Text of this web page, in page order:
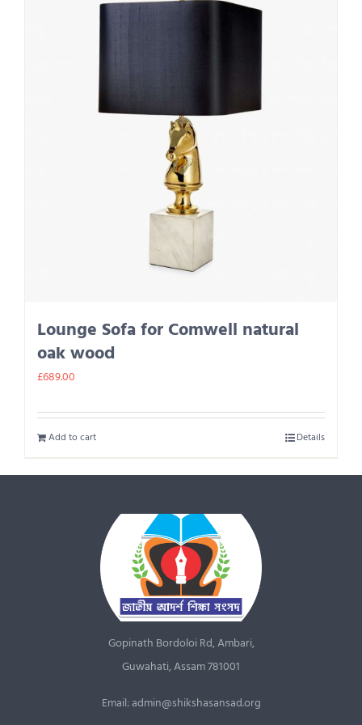
Lounge Sofa for Comwell natural
oak wood
£689.00
Add to cart Details
Gopinath Bordoloi Rd, Ambari,
Guwahati, Assam 781001
Email: admin@shikshasansad.org